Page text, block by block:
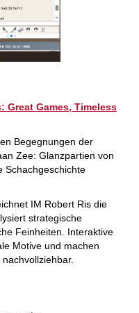
Great Games, Timeless
Begegnungen der
Zee: Glanzpartien von
Schachgeschichte
IM Robert Ris die
strategische
Feinheiten. Interaktive
Motive und machen